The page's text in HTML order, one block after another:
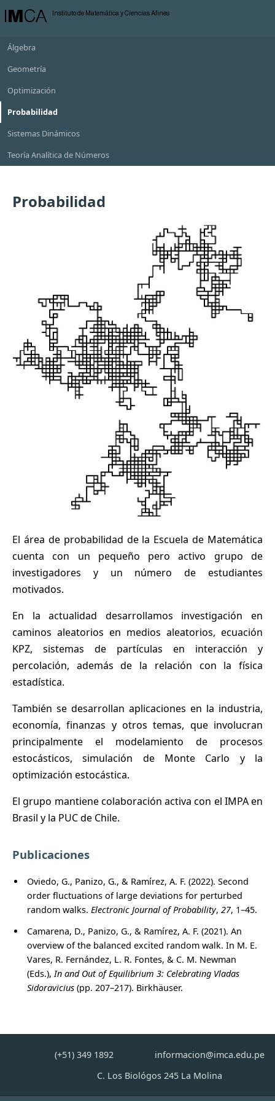
M CA Instituto de Matemática y Ciencias Afines
Álgebra
Geometría
Optimización
Probabilidad
Sistemas Dinámicos
Teoría Analítica de Números
Probabilidad
El área de probabilidad de la Escuela de Matemática
cuenta con un pequeño pero activo grupo de
investigadores y un número de estudiantes
motivados.
En la actualidad desarrollamos investigación en
caminos aleatorios en medios aleatorios, ecuación
KPZ, sistemas de partículas en interacción y
percolación, además de la relación con la física
estadística.
También se desarrollan aplicaciones en la industria,
economía, finanzas y otros temas, que involucran
principalmente el modelamiento de procesos
estocásticos, simulación de Monte Carlo y la
optimización estocástica.
El grupo mantiene colaboración activa con el IMPA en
Brasil y la PUC de Chile.
Publicaciones
Oviedo, G., Panizo, G., & Ramírez, A. F. (2022). Second
order fluctuations of large deviations for perturbed
random walks. Electronic Journal of Probability, 27, 1–45.
Camarena, D., Panizo, G., & Ramírez, A. F. (2021). An
overview of the balanced excited random walk. In M. E.
Vares, R. Fernández, L. R. Fontes, & C. M. Newman
(Eds.), In and Out of Equilibrium 3: Celebrating Vladas
Sidoravicius (pp. 207–217). Birkhäuser.
(+51) 349 1892
informacion@imca.edu.pe
C. Los Biológos 245 La Molina